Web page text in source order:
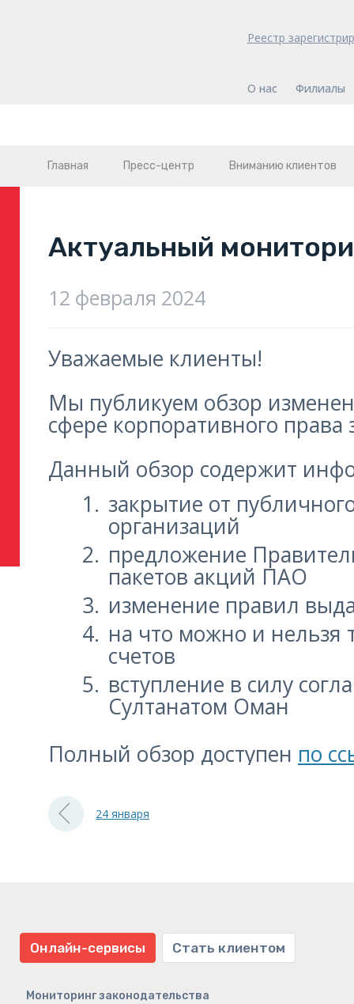
Реестр
О нас Филиалы
Главная Пресс-центр Вниманию клиентов
Актуальный
12 февраля 2024
Уважаемые клиенты!
Мы публикуем обзор
сфере корпоративного
Данный обзор содержит
закрытие от
организаций
предложение
пакетов акций ПАО
изменение правил
на что можно и нельзя
счетов
вступление в силу
Султанатом Оман
Полный обзор доступен по
24 января
Онлайн-сервисы Стать клиентом
Мониторинг законодательства